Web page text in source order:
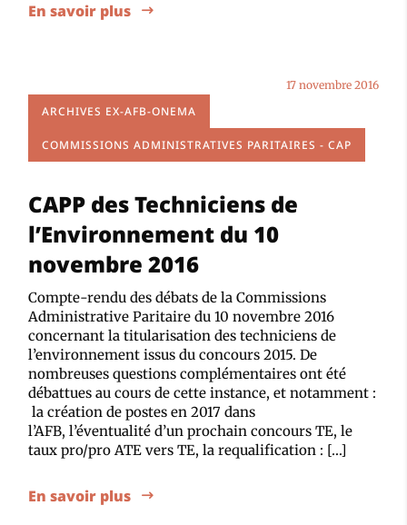
En savoir plus
ARCHIVES EX-AFB-ONEMA
COMMISSIONS ADMINISTRATIVES PARITAIRES - CAP
17 novembre 2016
CAPP des Techniciens de
l’Environnement du 10
novembre 2016
Compte-rendu des débats de la Commissions
Administrative Paritaire du 10 novembre 2016
concernant la titularisation des techniciens de
l’environnement issus du concours 2015. De
nombreuses questions complémentaires ont été
débattues au cours de cette instance, et notamment :
la création de postes en 2017 dans
l’AFB, l’éventualité d’un prochain concours TE, le
taux pro/pro ATE vers TE, la requalification : […]
En savoir plus